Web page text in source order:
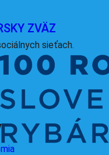
ZVÄZ
sieťach.